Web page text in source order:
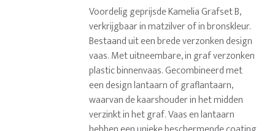
Voordelig geprijsde Kamelia Grafset B,
verkrijgbaar in matzilver of in bronskleur.
Bestaand uit een brede verzonken design
vaas. Met uitneembare, in graf verzonken
plastic binnenvaas. Gecombineerd met
een design lantaarn of graflantaarn,
waarvan de kaarshouder in het midden
verzinkt in het graf. Vaas en lantaarn